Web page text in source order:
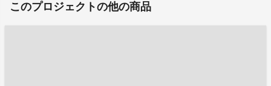
このプロジェクトの他の商品